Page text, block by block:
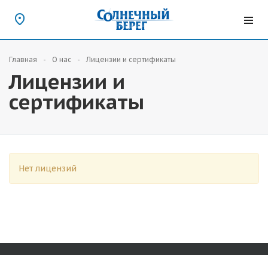
Главная О нас Лицензии и сертификаты
Лицензии и
сертификаты
Нет лицензий